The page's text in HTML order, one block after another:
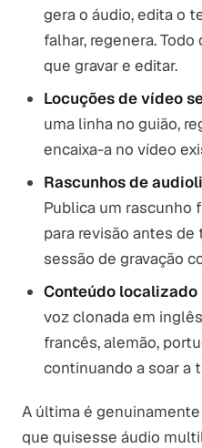
gera o áudio, edita o
falhar, regenera.
que gravar e editar.
Locuções de vídeo
uma linha no guião,
encaixa-a no vídeo
Rascunhos de
Publica um rascunho
para revisão antes
sessão de gravação
Conteúdo
voz clonada em
francês, alemão,
continuando a soar a
A última é
que quisesse áudio